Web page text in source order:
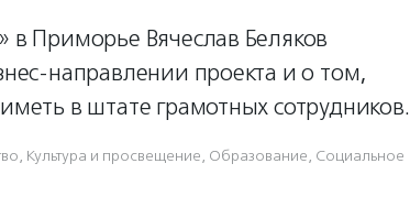
в Приморье Вячеслав Беляков
направлении проекта и о том,
в штате грамотных сотрудников.
, Культура и просвещение, Образование, Социальное